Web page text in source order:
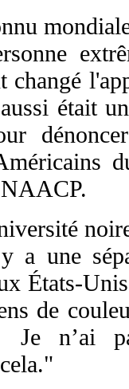
changé
était
NAACP.
une
États-
de
Je n’ai